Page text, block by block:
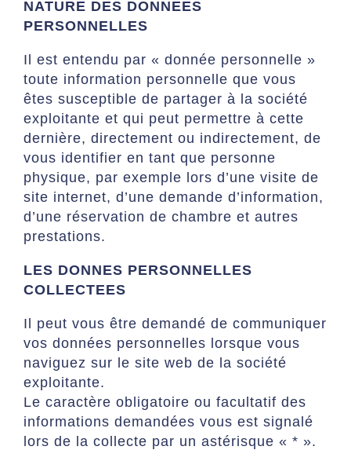
NATURE DES DONNEES
PERSONNELLES
Il est entendu par « donnée personnelle »
toute information personnelle que vous
êtes susceptible de partager à la société
exploitante et qui peut permettre à cette
dernière, directement ou indirectement, de
vous identifier en tant que personne
physique, par exemple lors d’une visite de
site internet, d’une demande d’information,
d’une réservation de chambre et autres
prestations.
LES DONNES PERSONNELLES
COLLECTEES
Il peut vous être demandé de communiquer
vos données personnelles lorsque vous
naviguez sur le site web de la société
exploitante.
Le caractère obligatoire ou facultatif des
informations demandées vous est signalé
lors de la collecte par un astérisque « * ».